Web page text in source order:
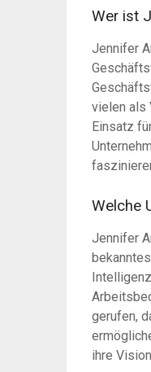
Wer ist
Jennifer
vielen als
Einsatz
Welche
Jennifer
gerufen,
ihre